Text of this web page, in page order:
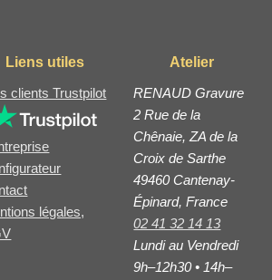
Liens utiles
clients Trustpilot
légales,
Atelier
RENAUD Gravure
2 Rue de la
Chênaie, ZA de la
Croix de Sarthe
49460 Cantenay-
Épinard, France
02 41 32 14 13
Lundi au Vendredi
9h–12h30 • 14h–